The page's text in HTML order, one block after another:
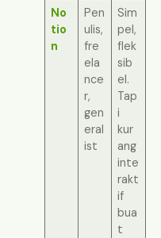
No
tio
n
Pen
ulis,
fre
ela
nce
r,
gen
eral
ist
Sim
pel,
flek
sib
el.
Tap
i
kur
ang
inte
rakt
if
bua
t